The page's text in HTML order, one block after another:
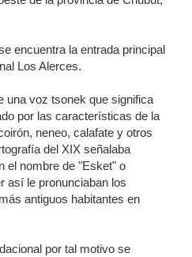
encuentra la entrada principal
Los Alerces.
una voz tsonek que significa
por las características de la
neneo, calafate y otros
del XIX señalaba
el nombre de "Esket" o
así le pronunciaban los
antiguos habitantes en
por tal motivo se